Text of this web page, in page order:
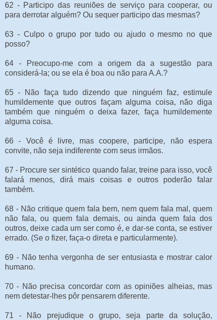
62 - Participo das reuniões de serviço para cooperar, ou
para derrotar alguém? Ou sequer participo das mesmas?
63 - Culpo o grupo por tudo ou ajudo o mesmo no que
posso?
64 - Preocupo-me com a origem da a sugestão para
considerá-la; ou se ela é boa ou não para A.A.?
65 - Não faça tudo dizendo que ninguém faz, estimule
humildemente que outros façam alguma coisa, não diga
também que ninguém o deixa fazer, faça humildemente
alguma coisa.
66 - Você é livre, mas coopere, participe, não espera
convite, não seja indiferente com seus irmãos.
67 - Procure ser sintético quando falar, treine para isso, você
falará menos, dirá mais coisas e outros poderão falar
também.
68 - Não critique quem fala bem, nem quem fala mal, quem
não fala, ou quem fala demais, ou ainda quem fala dos
outros, deixe cada um ser como é, e dar-se conta, se estiver
errado. (Se o fizer, faça-o direta e particularmente).
69 - Não tenha vergonha de ser entusiasta e mostrar calor
humano.
70 - Não precisa concordar com as opiniões alheias, mas
nem detestar-lhes pôr pensarem diferente.
71 - Não prejudique o grupo, seja parte da solução,